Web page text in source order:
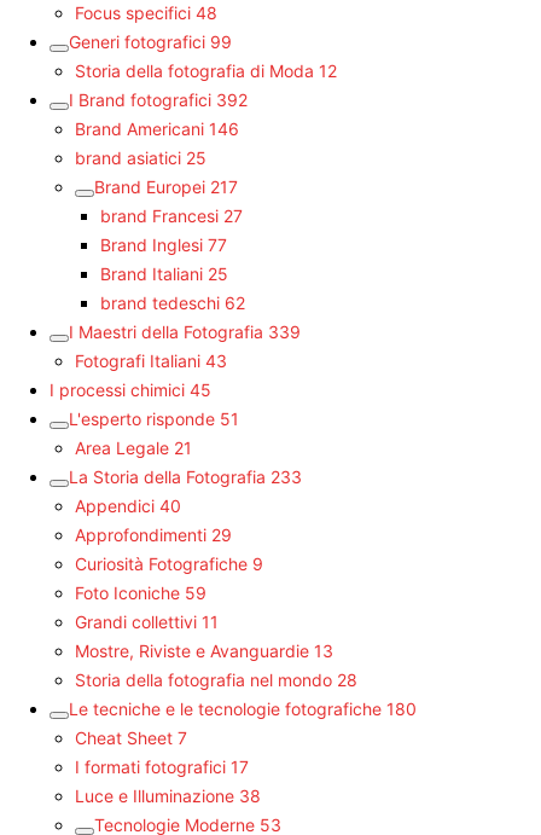
Focus specifici 48
Generi fotografici 99
Storia della fotografia di Moda 12
I Brand fotografici 392
Brand Americani 146
brand asiatici 25
Brand Europei 217
brand Francesi 27
Brand Inglesi 77
Brand Italiani 25
brand tedeschi 62
I Maestri della Fotografia 339
Fotografi Italiani 43
I processi chimici 45
L'esperto risponde 51
Area Legale 21
La Storia della Fotografia 233
Appendici 40
Approfondimenti 29
Curiosità Fotografiche 9
Foto Iconiche 59
Grandi collettivi 11
Mostre, Riviste e Avanguardie 13
Storia della fotografia nel mondo 28
Le tecniche e le tecnologie fotografiche 180
Cheat Sheet 7
I formati fotografici 17
Luce e Illuminazione 38
Tecnologie Moderne 53